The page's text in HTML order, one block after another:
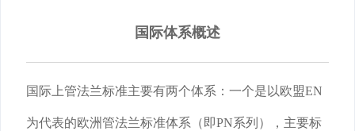
国际体系概述
国际上管法兰标准主要有两个体系：一个是以欧盟EN
为代表的欧洲管法兰标准体系（即PN系列），主要标